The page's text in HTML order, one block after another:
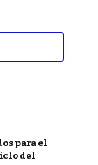
para el
del